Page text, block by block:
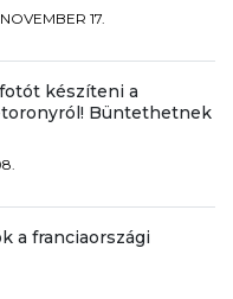
NOVEMBER 17.
készíteni a
Büntethetnek
a franciaországi